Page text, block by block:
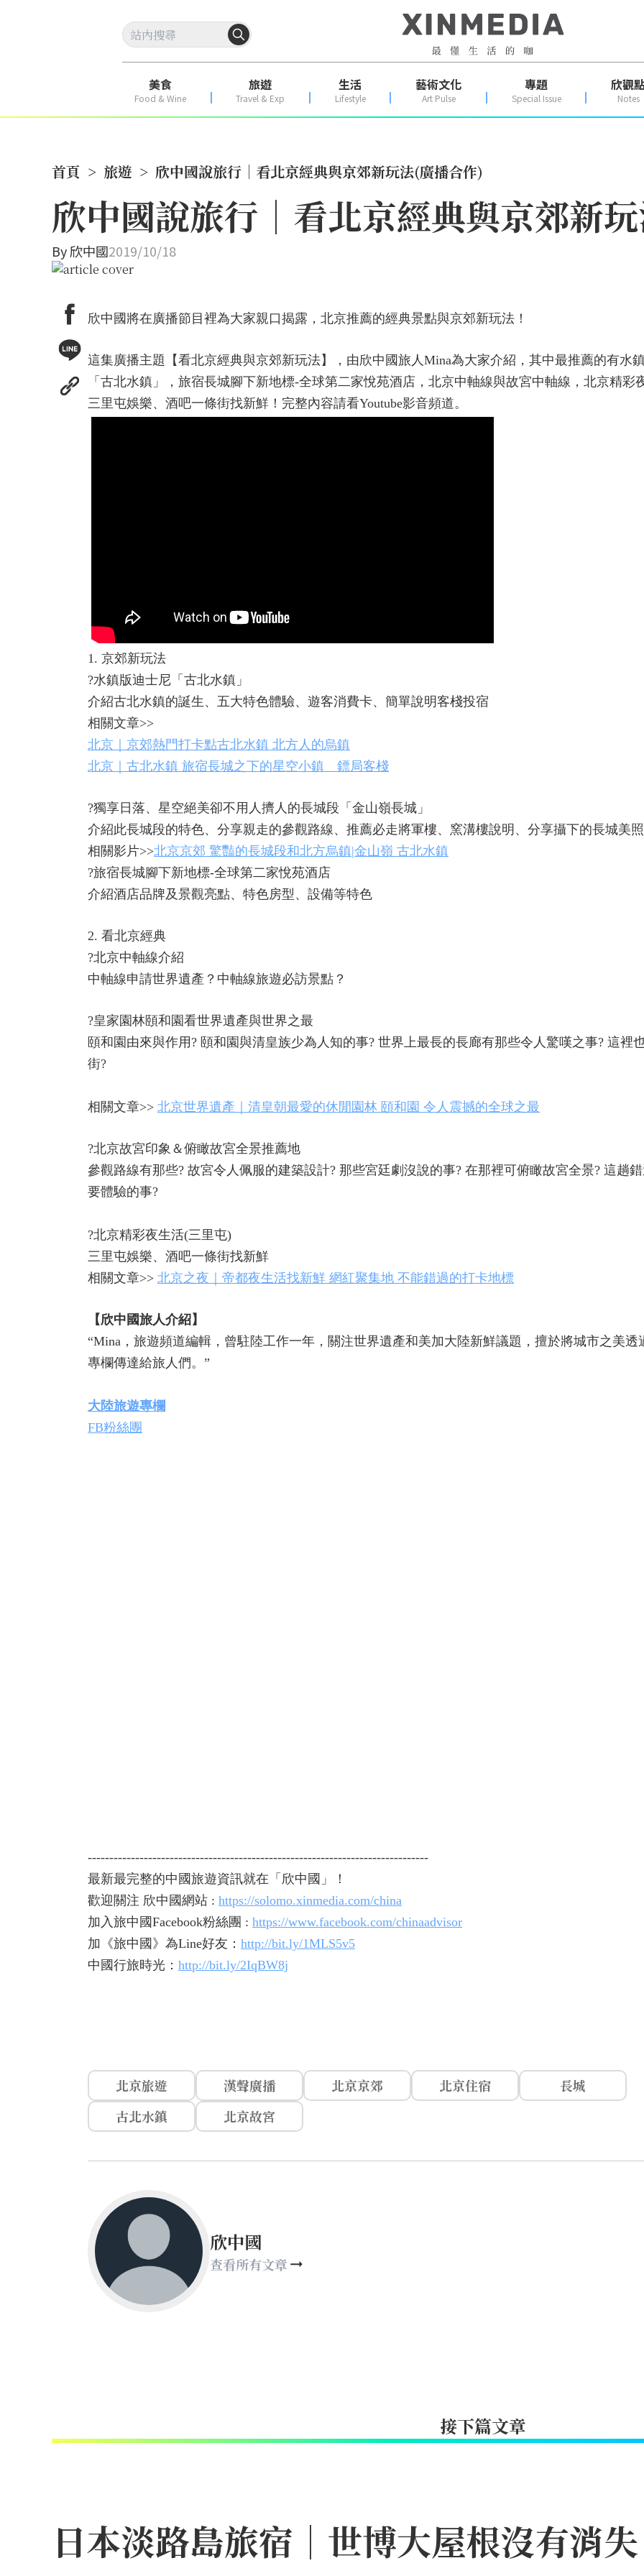
美食
Food & Wine
旅遊
Travel & Exp
生活
Lifestyle
藝術文化
Art Pulse
專題
Special Issue
欣觀
Notes
首頁 > 旅遊 > 欣中國說旅行│看北京經典與京郊新玩法(廣播合作)
欣中國說旅行│看北京經典與京郊新
By欣中國2019/10/18
欣中國將在廣播節目裡為大家親口揭露，北京推薦的經典景點與京郊新玩法！
這集廣播主題【看北京經典與京郊新玩法】，由欣中國旅人Mina為大家介紹，其中最推薦的有水
「古北水鎮」，旅宿長城腳下新地標-全球第二家悅苑酒店，北京中軸線與故宮中軸線，北京精彩
三里屯娛樂、酒吧一條街找新鮮！完整內容請看Youtube影音頻道。
1. 京郊新玩法
?水鎮版迪士尼「古北水鎮」
介紹古北水鎮的誕生、五大特色體驗、遊客消費卡、簡單說明客棧投宿
相關文章>>
北京｜京郊熱門打卡點古北水鎮 北方人的烏鎮
北京｜古北水鎮 旅宿長城之下的星空小鎮 鏢局客棧
?獨享日落、星空絕美卻不用人擠人的長城段「金山嶺長城」
介紹此長城段的特色、分享親走的參觀路線、推薦必走將軍樓、窯溝樓說明、分享攝下的長城美照
相關影片>>北京京郊 驚豔的長城段和北方烏鎮|金山嶺 古北水鎮
?旅宿長城腳下新地標-全球第二家悅苑酒店
介紹酒店品牌及景觀亮點、特色房型、設備等特色
2. 看北京經典
?北京中軸線介紹
中軸線申請世界遺產？中軸線旅遊必訪景點？
?皇家園林頤和園看世界遺產與世界之最
頤和園由來與作用? 頤和園與清皇族少為人知的事? 世界上最長的長廊有那些令人驚嘆之事? 這裡
街?
相關文章>> 北京世界遺產｜清皇朝最愛的休閒園林 頤和園 令人震撼的全球之最
?北京故宮印象＆俯瞰故宮全景推薦地
參觀路線有那些? 故宮令人佩服的建築設計? 那些宮廷劇沒說的事? 在那裡可俯瞰故宮全景? 這趟
要體驗的事?
?北京精彩夜生活(三里屯)
三里屯娛樂、酒吧一條街找新鮮
相關文章>> 北京之夜｜帝都夜生活找新鮮 網紅聚集地 不能錯過的打卡地標
【欣中國旅人介紹】
“Mina，旅遊頻道編輯，曾駐陸工作一年，關注世界遺產和美加大陸新鮮議題，擅於將城市之美透
專欄傳達給旅人們。”
大陸旅遊專欄
FB粉絲團
-------------------------------------------------------------------------------
最新最完整的中國旅遊資訊就在「欣中國」！
歡迎關注 欣中國網站 : https://solomo.xinmedia.com/china
加入旅中國Facebook粉絲團 : https://www.facebook.com/chinaadvisor
加《旅中國》為Line好友： http://bit.ly/1MLS5v5
中國行旅時光： http://bit.ly/2IqBW8j
北京旅遊 漢聲廣播 北京京郊 北京住宿
長城
古北水鎮
北京故宮
欣中國
查看所有文章
接下篇文章
日本淡路島旅宿｜世博大屋根沒有消